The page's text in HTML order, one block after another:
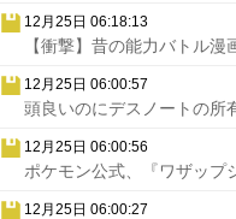
12月25日 06:18:13
【衝撃】昔の能力バトル
12月25日 06:00:57
頭良いのにデスノートの所
12月25日 06:00:56
ポケモン公式、『ワザップ
12月25日 06:00:27